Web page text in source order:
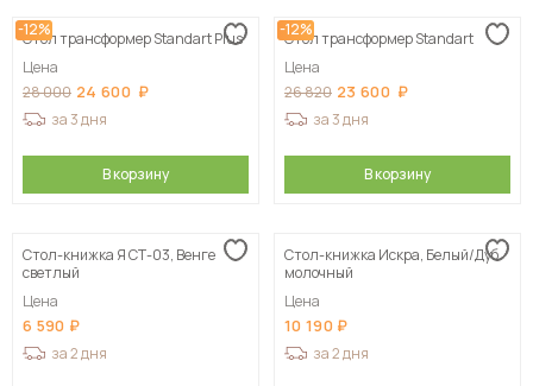
-12%
Стол трансформер Standart Plus
Цена
28 000 24 600
за 3 дня
В корзину
-12%
Стол трансформер Standart
Цена
26 820 23 600
за 3 дня
В корзину
Стол-книжка Я СТ-03, Венге
светлый
Цена
6 590
за 2 дня
Стол-книжка Искра, Белый/Дуб
молочный
Цена
10 190
за 2 дня